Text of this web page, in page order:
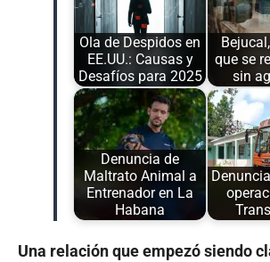
Ola de Despidos en
EE.UU.: Causas y
Desafíos para 2025
que se
sin
Denuncia de
Maltrato Animal a
Entrenador en La
Habana
Una relación que empezó siendo